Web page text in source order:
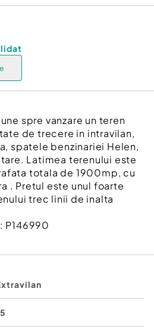
spre vanzare un teren
de trecere in intravilan,
spatele benzinariei Helen,
Latimea terenului este
totala de 1900mp, cu
. Pretul este unul foarte
trec linii de inalta
P146990